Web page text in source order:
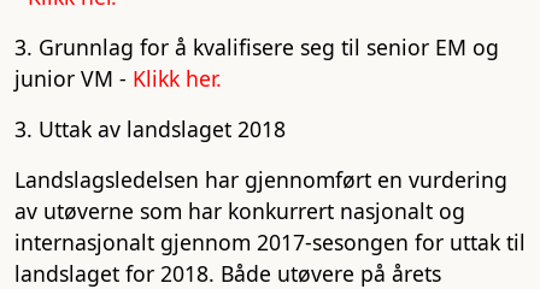
3. Grunnlag for å kvalifisere seg til senior EM og
junior VM - Klikk her.
3. Uttak av landslaget 2018
Landslagsledelsen har gjennomført en vurdering
av utøverne som har konkurrert nasjonalt og
internasjonalt gjennom 2017-sesongen for uttak til
landslaget for 2018. Både utøvere på årets